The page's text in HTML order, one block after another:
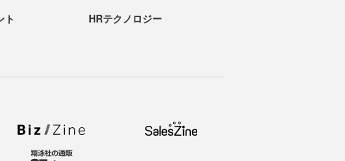
ト HRテクノロジー